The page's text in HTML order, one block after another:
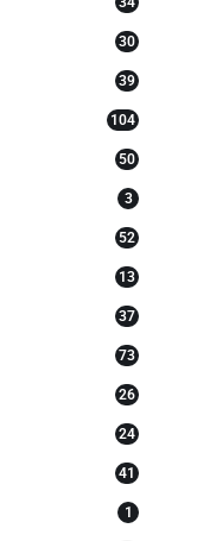
30
39
104
50
3
52
13
37
73
26
24
41
1